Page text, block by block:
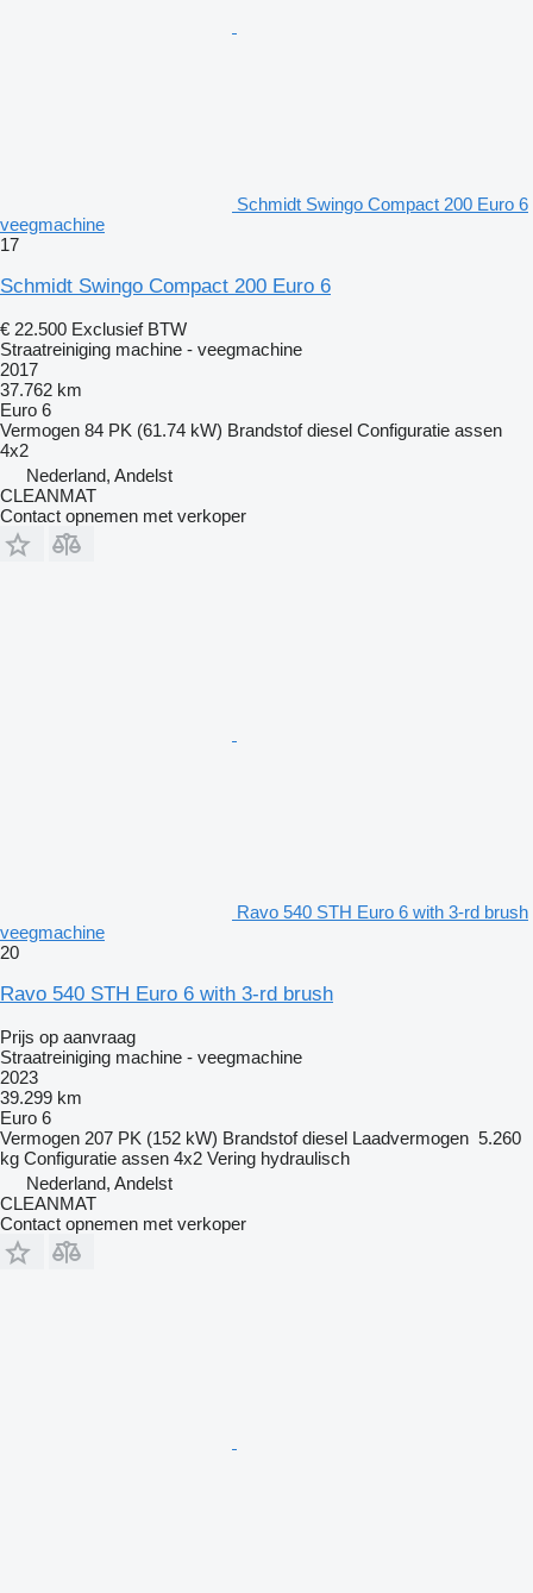
Schmidt Swingo Compact 200 Euro 6
veegmachine
17
Schmidt Swingo Compact 200 Euro 6
€ 22.500 Exclusief BTW
Straatreiniging machine - veegmachine
2017
37.762 km
Euro 6
Vermogen 84 PK (61.74 kW) Brandstof diesel Configuratie assen
4x2
Nederland, Andelst
CLEANMAT
Contact opnemen met verkoper
Ravo 540 STH Euro 6 with 3-rd brush
veegmachine
20
Ravo 540 STH Euro 6 with 3-rd brush
Prijs op aanvraag
Straatreiniging machine - veegmachine
2023
39.299 km
Euro 6
Vermogen 207 PK (152 kW) Brandstof diesel Laadvermogen 5.260
kg Configuratie assen 4x2 Vering hydraulisch
Nederland, Andelst
CLEANMAT
Contact opnemen met verkoper